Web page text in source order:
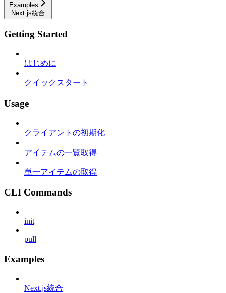
Examples
Next.js統合
Getting Started
はじめに
クイックスタート
Usage
クライアントの初期化
アイテムの一覧取得
単一アイテムの取得
CLI Commands
init
pull
Examples
Next.js統合